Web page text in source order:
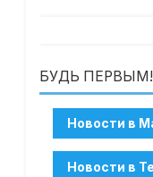
БУДЬ ПЕРВЫМ!